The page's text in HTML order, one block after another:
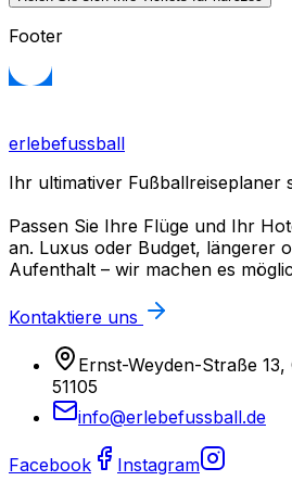
Footer
erlebefussball
Ihr ultimativer Fußballreiseplaner
Passen Sie Ihre Flüge und Ihr
an. Luxus oder Budget, längerer
Aufenthalt – wir machen es
Kontaktiere uns
Ernst-Weyden-Straße
51105
info@erlebefussball.de
Facebook
Instagram